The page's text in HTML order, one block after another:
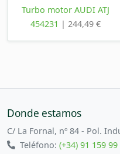
Turbo motor AUDI ATJ
454231 | 244,49 €
Donde estamos
C/ La Fornal, nº 84 - Pol.
Teléfono:(+34) 91 159 99